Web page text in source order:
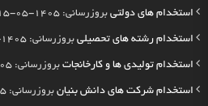
استخدام های دولتی بروزرسانی: 1405-05-15
استخدام رشته های تحصیلی بروزرسانی: 1405-05-15
استخدام تولیدی ها و کارخانجات بروزرسانی: 1405-05-15
استخدام شرکت های دانش بنیان بروزرسانی: 1405-05-15